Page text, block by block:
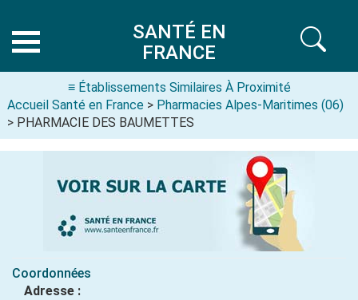
SANTÉ EN
FRANCE
≡ Établissements Similaires À Proximité
Accueil Santé en France > Pharmacies Alpes-Maritimes (06)
> PHARMACIE DES BAUMETTES
Coordonnées
Adresse :